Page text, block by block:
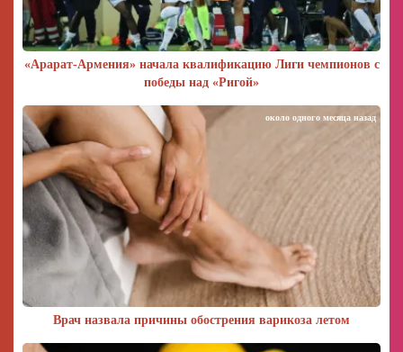
«Арарат‑Армения» начала квалификацию Лиги чемпионов с
победы над «Ригой»
Врач назвала причины обострения варикоза летом
около одного месяца назад